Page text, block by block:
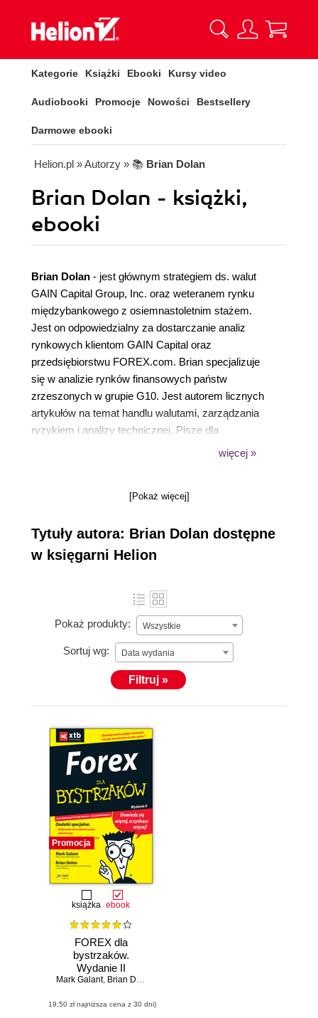
Kategorie Książki Ebooki Kursy video
Audiobooki Promocje Nowości Bestsellery
Darmowe ebooki
Helion.pl » Autorzy » 📚 Brian Dolan
Brian Dolan - książki,
ebooki
Brian Dolan - jest głównym strategiem ds. walut
GAIN Capital Group, Inc. oraz weteranem rynku
międzybankowego z osiemnastoletnim stażem.
Jest on odpowiedzialny za dostarczanie analiz
rynkowych klientom GAIN Capital oraz
przedsiębiorstwu FOREX.com. Brian specjalizuje
się w analizie rynków finansowych państw
zrzeszonych w grupie G10. Jest autorem licznych
artykułów na temat handlu walutami, zarządzania
ryzykiem i analizy technicznej. Pisze dla
magazynów takich, jak „Currency Trader”, „Active
więcej »
[Pokaż więcej]
Tytuły autora: Brian Dolan dostępne
w księgarni Helion
Pokaż produkty: Wszystkie
Sortuj wg: Data wydania
Filtruj »
Promocja
książka ebook
FOREX dla
bystrzaków.
Wydanie II
Mark Galant, Brian Dolan
(19,50 zł najniższa cena z 30 dni)